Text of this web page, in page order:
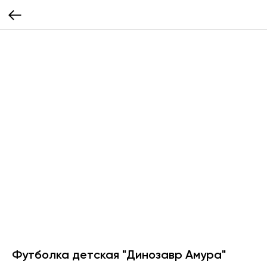
Футболка детская "Динозавр Амура"